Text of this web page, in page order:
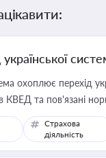
української
охоплює перехід
КВЕД та пов'язані
Страхова
діяльність